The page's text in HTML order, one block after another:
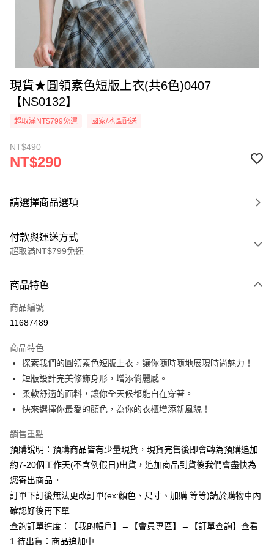
現貨★圓領素色短版上衣(共6色)0407
【NS0132】
超取滿NT$799免運 國家/地區配送
NT$490
NT$290
請選擇商品選項
付款與運送方式
超取滿NT$799免運
信用卡一次付款
超商取貨付款
Apple Pay
街口支付
悠遊付
Google Pay
全支付
【關於「AFTEE先享後付」】
AFTEE先享後付是「在收到商品之後才付款」的支付方式。 讓您購物簡單
便利好安心！
１．簡單：不需註冊會員、不需綁卡、不需儲值。
２．便利：只要手機號碼，簡訊認證，即可結帳。
ATM付款
運送方式
商品特色
商品編號
11687489
商品特色
探索我們的圓領素色短版上衣，讓你隨時隨地展現時尚魅力！
短版設計完美修飾身形，增添俏麗感。
柔軟舒適的面料，讓你全天候都能自在穿著。
快來選擇你最愛的顏色，為你的衣櫃增添新風貌！
銷售重點
預購說明：預購商品皆有少量現貨，現貨完售後即會轉為預購追加
約7-20個工作天(不含例假日)出貨，追加商品到貨後我們會盡快為
您寄出商品。
訂單下訂後無法更改訂單(ex:顏色、尺寸、加購 等等)請於購物車內
確認好後再下單
查詢訂單進度：【我的帳戶】→【會員專區】→【訂單查詢】查看
1.待出貨：商品追加中